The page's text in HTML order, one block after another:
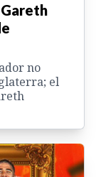
no
el